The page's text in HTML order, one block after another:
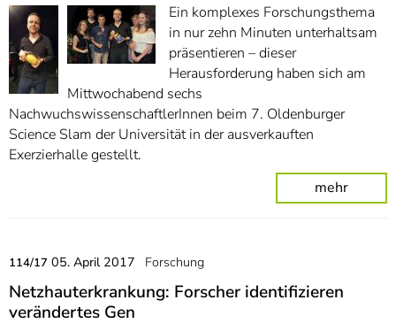
Ein komplexes Forschungsthema
in nur zehn Minuten unterhaltsam
präsentieren – dieser
Herausforderung haben sich am
Mittwochabend sechs
NachwuchswissenschaftlerInnen beim 7. Oldenburger
Science Slam der Universität in der ausverkauften
Exerzierhalle gestellt.
mehr
114/17 05. April 2017 Forschung
Netzhauterkrankung: Forscher identifizieren
verändertes Gen